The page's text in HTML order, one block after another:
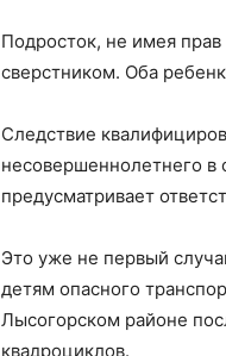
Подросток, не имея
сверстником. Оба
Следствие
несовершеннолетнего в
предусматривает
Это уже не первый
детям опасного
Лысогорском районе
квадроциклов.